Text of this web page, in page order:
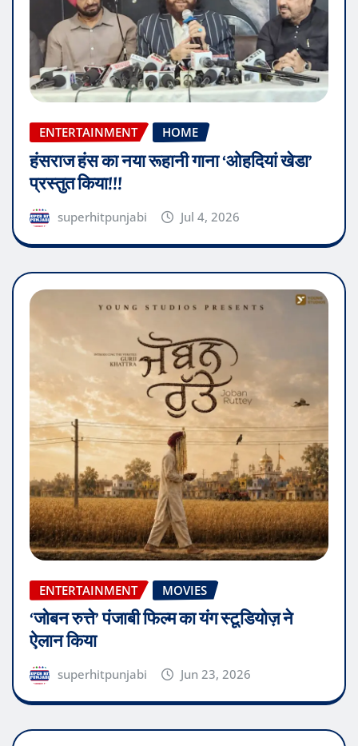
ENTERTAINMENT HOME
हंसराज हंस का नया रूहानी गाना ‘ओहदियां खेडा’
प्रस्तुत किया!!!
superhitpunjabi Jul 4, 2026
ENTERTAINMENT MOVIES
‘जोबन रुत्ते’ पंजाबी फिल्म का यंग स्टूडियोज़ ने
ऐलान किया
superhitpunjabi Jun 23, 2026